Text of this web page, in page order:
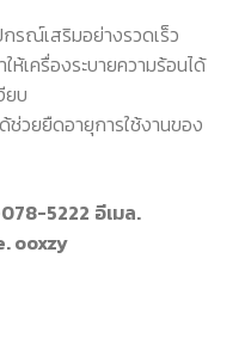
รณ์เสริมอย่างรวดเร็ว
เครื่องระบายความร้อนได้
ยบ
ช่วยยืดอายุการใช้งานของ
5222 อีเมล.
ooxzy